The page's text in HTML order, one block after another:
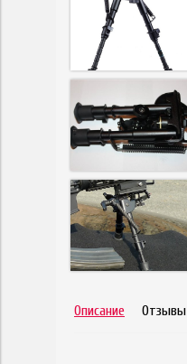
Описание Отзывы